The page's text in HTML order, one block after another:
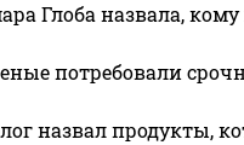
Глоба назвала, кому
потребовали
назвал продукты,